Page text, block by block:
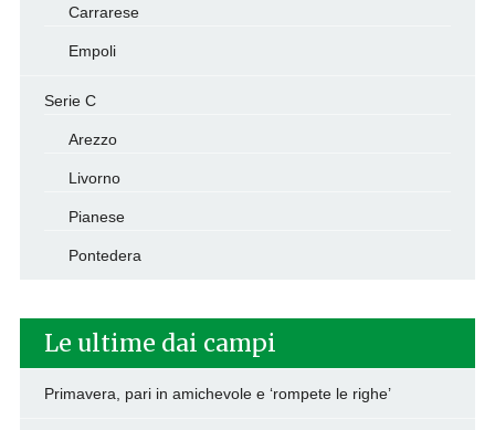
Carrarese
Empoli
Serie C
Arezzo
Livorno
Pianese
Pontedera
Le ultime dai campi
Primavera, pari in amichevole e ‘rompete le righe’